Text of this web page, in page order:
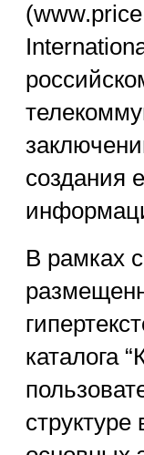
создания
В рамках
каталога